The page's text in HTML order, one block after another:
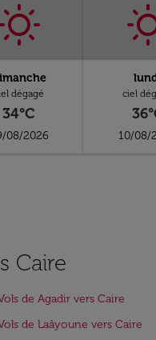
dégagé
34°C
08/2026
ciel
10/08/
Caire
de Agadir vers Caire
de Laâyoune vers Caire